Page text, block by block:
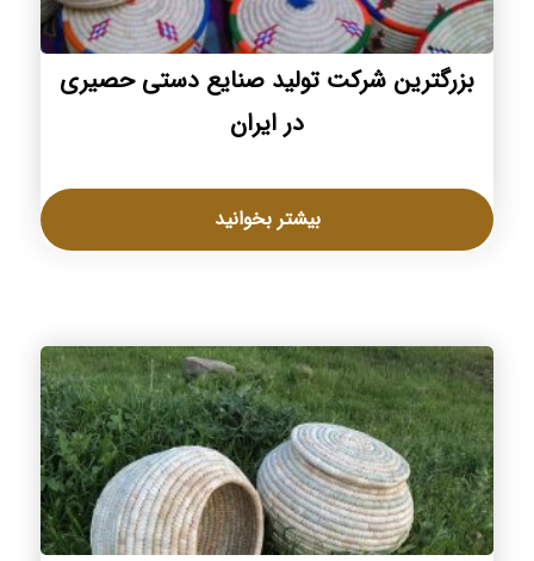
بزرگترین شرکت تولید صنایع دستی حصیری
در ایران
بیشتر بخوانید